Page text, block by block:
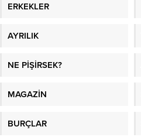
ERKEKLER
AYRILIK
NE PİŞİRSEK?
MAGAZİN
BURÇLAR